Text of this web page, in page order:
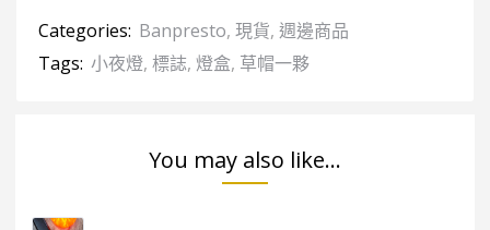
Categories: Banpresto, 現貨, 週邊商品
Tags: 小夜燈, 標誌, 燈盒, 草帽一夥
You may also like...